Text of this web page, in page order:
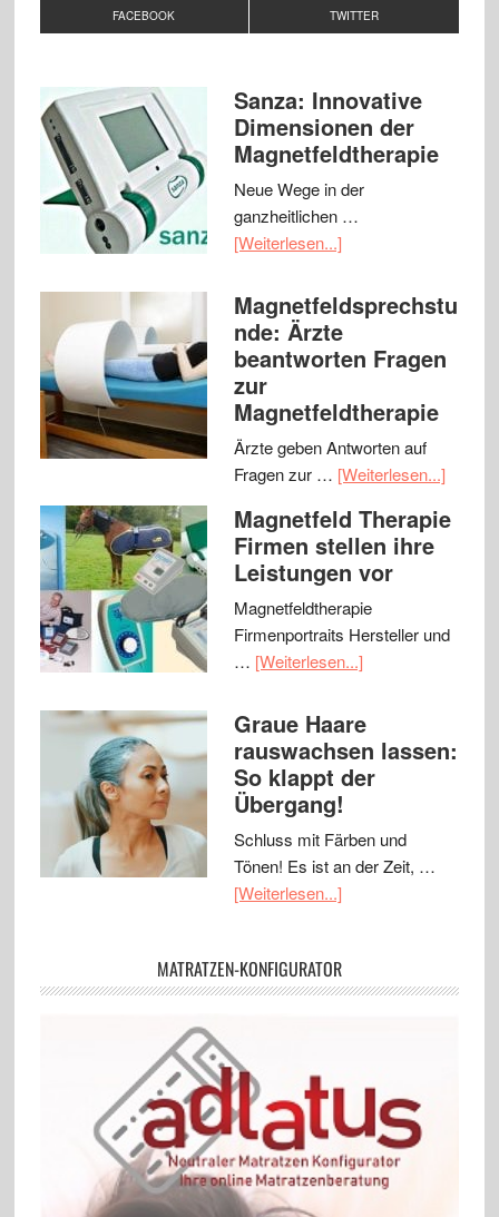
FACEBOOK TWITTER
Sanza: Innovative
Dimensionen der
Magnetfeldtherapie
Neue Wege in der
ganzheitlichen …
[Weiterlesen...]
Magnetfeldsprechstu
nde: Ärzte
beantworten Fragen
zur
Magnetfeldtherapie
Ärzte geben Antworten auf
Fragen zur … [Weiterlesen...]
Magnetfeld Therapie
Firmen stellen ihre
Leistungen vor
Magnetfeldtherapie
Firmenportraits Hersteller und
… [Weiterlesen...]
Graue Haare
rauswachsen lassen:
So klappt der
Übergang!
Schluss mit Färben und
Tönen! Es ist an der Zeit, …
[Weiterlesen...]
MATRATZEN-KONFIGURATOR